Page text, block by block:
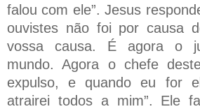
falou com ele”. Jesus
ouvistes não foi por causa
vossa causa. É agora o
mundo. Agora o chefe
expulso, e quando eu for
atrairei todos a mim”. Ele